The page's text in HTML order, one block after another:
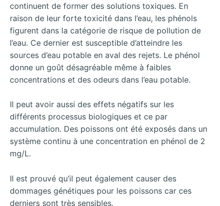
continuent de former des solutions toxiques. En
raison de leur forte toxicité dans l’eau, les phénols
figurent dans la catégorie de risque de pollution de
l’eau. Ce dernier est susceptible d’atteindre les
sources d’eau potable en aval des rejets. Le phénol
donne un goût désagréable même à faibles
concentrations et des odeurs dans l’eau potable.
Il peut avoir aussi des effets négatifs sur les
différents processus biologiques et ce par
accumulation. Des poissons ont été exposés dans un
système continu à une concentration en phénol de 2
mg/L.
Il est prouvé qu’il peut également causer des
dommages génétiques pour les poissons car ces
derniers sont très sensibles.